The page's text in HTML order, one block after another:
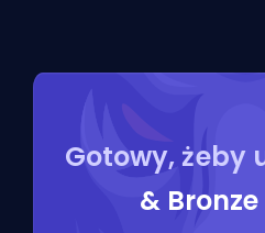
Gotowy, żeby
& Bronze